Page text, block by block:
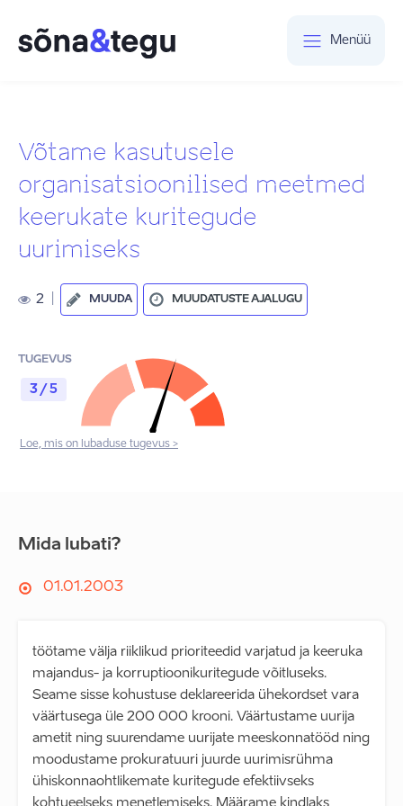
Menüü
Võtame kasutusele
organisatsioonilised meetmed
keerukate kuritegude
uurimiseks
2 MUUDA MUUDATUSTE AJALUGU
TUGEVUS
3 / 5
Loe, mis on lubaduse tugevus >
Mida lubati?
01.01.2003
töötame välja riiklikud prioriteedid varjatud ja keeruka
majandus- ja korruptioonikuritegude võitluseks.
Seame sisse kohustuse deklareerida ühekordset vara
väärtusega üle 200 000 krooni. Väärtustame uurija
ametit ning suurendame uurijate meeskonnatööd ning
moodustame prokuratuuri juurde uurimisrühma
ühiskonnaohtlikemate kuritegude efektiivseks
kohtueelseks menetlemiseks. Määrame kindlaks